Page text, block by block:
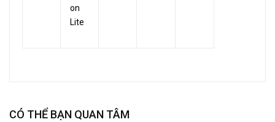
on
Lite
CÓ THỂ BẠN QUAN TÂM